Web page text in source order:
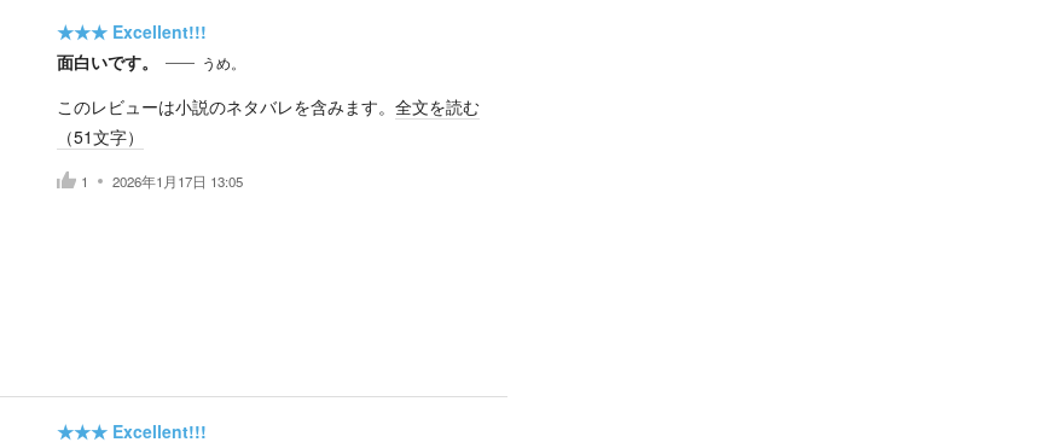
★★★ Excellent!!!
面白いです。
うめ。
このレビューは小説のネタバレを含みます。 全文を読む
（51文字）
1 2026年1月17日 13:05
★★★ Excellent!!!